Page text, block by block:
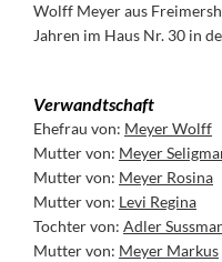
Wolff Meyer aus
Jahren im Haus Nr. 30 in
Verwandtschaft
Ehefrau von: Meyer Wolff
Mutter von: Meyer
Mutter von: Meyer Rosina
Mutter von: Levi Regina
Tochter von: Adler
Mutter von: Meyer Markus